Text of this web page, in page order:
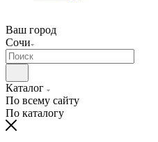
Ваш город
Сочи
Каталог
По всему сайту
По каталогу